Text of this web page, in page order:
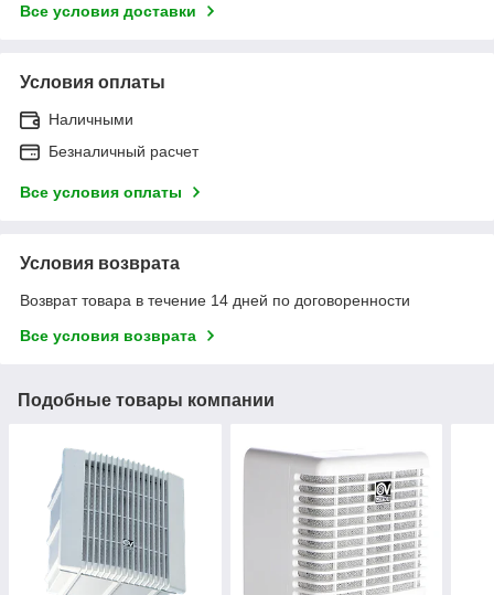
Все условия доставки
Условия оплаты
Наличными
Безналичный расчет
Все условия оплаты
Условия возврата
Возврат товара в течение 14 дней по договоренности
Все условия возврата
Подобные товары компании